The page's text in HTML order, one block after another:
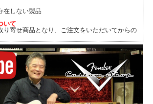
在しない製品
いて
り寄せ商品となり、ご注文をいただいてからの